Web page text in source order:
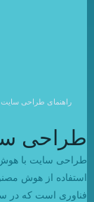
راهنمای طراحی سایت
طراحی
طراحی سایت با
فناوری است که در